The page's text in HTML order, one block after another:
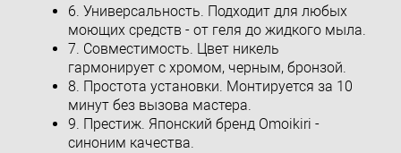
6. Универсальность. Подходит для любых
моющих средств - от геля до жидкого мыла.
7. Совместимость. Цвет никель
гармонирует с хромом, черным, бронзой.
8. Простота установки. Монтируется за 10
минут без вызова мастера.
9. Престиж. Японский бренд Omoikiri -
синоним качества.